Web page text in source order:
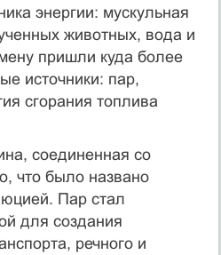
энергии: мускульная
животных, вода и
пришли куда более
источники: пар,
сгорания топлива
соединенная со
что было названо
Пар стал
для создания
речного и